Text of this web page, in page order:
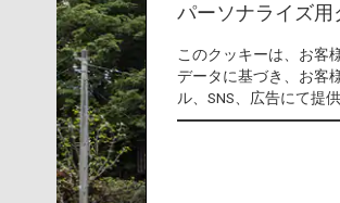
パーソナライズ用
このクッキーは、お客
データに基づき、お客
ル、SNS、広告にて提